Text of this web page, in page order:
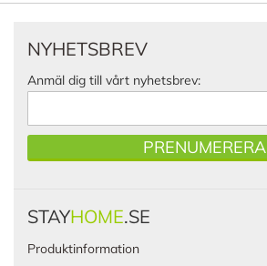
NYHETSBREV
Anmäl dig till vårt nyhetsbrev:
PRENUMERERA
STAYHOME.SE
Produktinformation